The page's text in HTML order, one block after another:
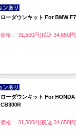
ローダウンキット For BMW
価格： 31,500円(税込 34,650円)
ローダウンキット For
CB300R
価格： 31,500円(税込 34,650円)